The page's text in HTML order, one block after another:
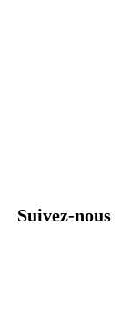
Suivez-nous